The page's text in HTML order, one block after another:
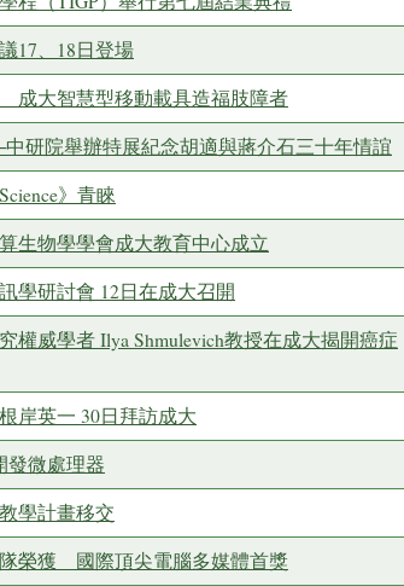
17、18日登場
成大智慧型移動載具造福肢障者
研院舉辦特展紀念胡適與蔣介石三十年情誼
》青睞
生物學學會成大教育中心成立
學研討會 12日在成大召開
權威學者 Ilya Shmulevich教授在成大揭開癌症
岸英一 30日拜訪成大
發微處理器
學計畫移交
榮獲 國際頂尖電腦多媒體首獎